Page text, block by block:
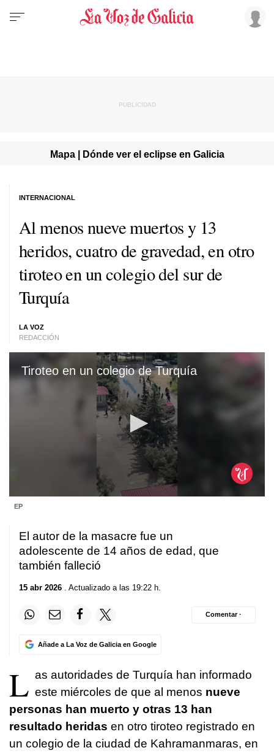
Mapa | Dónde ver el eclipse en Galicia
Al menos nueve muertos y 13
heridos, cuatro de gravedad, en otro
tiroteo en un colegio del sur de
Turquía
LA VOZ
REDACCIÓN
INTERNACIONAL
Tiroteo en un colegio de Turquía
seconds
seconds
EP
El autor de la masacre fue un
adolescente de 14 años de edad, que
también falleció
15 abr 2026 . Actualizado a las 19:22 h.
Añade a La Voz de Galicia en Google
Comentar ·
L as autoridades de Turquía han informado
este miércoles de que al menos nueve
personas han muerto y otras 13 han
resultado heridas en otro tiroteo registrado en
un colegio de la ciudad de Kahramanmaras, en